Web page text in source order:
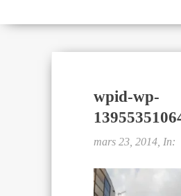
wpid-wp-
mars 23, 2014, In: